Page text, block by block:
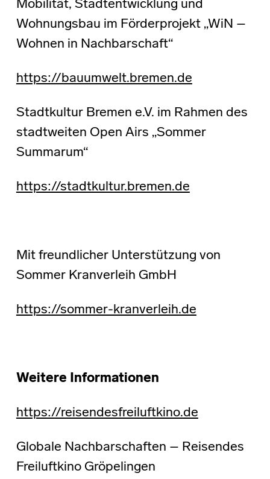
Mobilität, Stadtentwicklung und
Wohnungsbau im Förderprojekt „WiN –
Wohnen in Nachbarschaft“
https://bauumwelt.bremen.de
Stadtkultur Bremen e.V. im Rahmen des
stadtweiten Open Airs „Sommer
Summarum“
https://stadtkultur.bremen.de
Mit freundlicher Unterstützung von
Sommer Kranverleih GmbH
https://sommer-kranverleih.de
Weitere Informationen
https://reisendesfreiluftkino.de
Globale Nachbarschaften – Reisendes
Freiluftkino Gröpelingen